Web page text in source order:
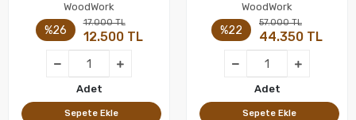
WoodWork
%26
17.000 TL
12.500 TL
Adet
Sepete Ekle
WoodWork
%22
57.000 TL
44.350 TL
Adet
Sepete Ekle